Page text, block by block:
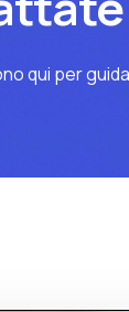
qui per